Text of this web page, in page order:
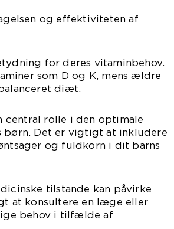
og effektiviteten af
for deres vitaminbehov.
som D og K, mens ældre
diæt.
central rolle i den optimale
børn. Det er vigtigt at inkludere
og fuldkorn i dit barns
tilstande kan påvirke
at konsultere en læge eller
behov i tilfælde af